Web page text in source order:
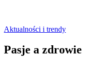
Aktualności i trendy
Pasje a zdrowie